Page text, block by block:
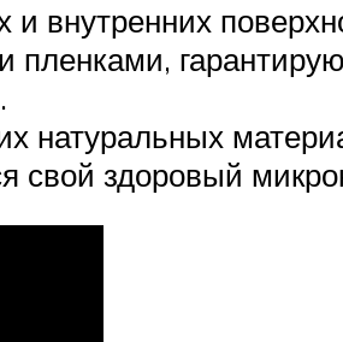
внутренних
натуральных
свой здоровый